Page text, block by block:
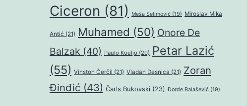
Ciceron (81) Meša Selimović (19) Miroslav Mika
Antić (21) Muhamed (50) Onore De
Balzak (40) Paulo Koeljo (20) Petar Lazić
(55) Vinston Čerčil (21) Vladan Desnica (21) Zoran
Đinđić (43) Čarls Bukovski (23) Đorđe Balašević (19)